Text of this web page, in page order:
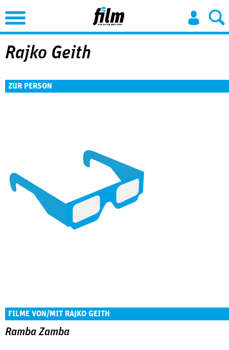
Jump to Navigation
Rajko Geith
ZUR PERSON
FILME VON/MIT RAJKO GEITH
Ramba Zamba